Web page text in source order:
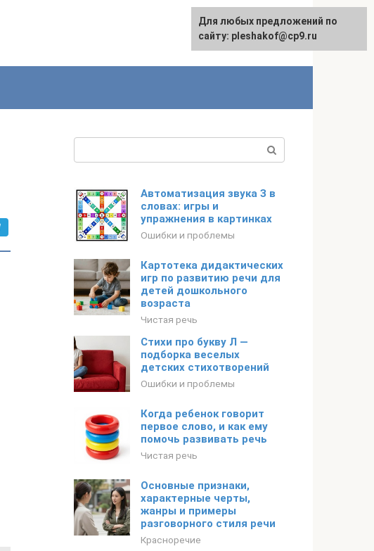
Автоматизация звука З в
словах: игры и
упражнения в картинках
Ошибки и проблемы
Картотека дидактических
игр по развитию речи для
детей дошкольного
возраста
Чистая речь
Стихи про букву Л —
подборка веселых
детских стихотворений
Ошибки и проблемы
Когда ребенок говорит
первое слово, и как ему
помочь развивать речь
Чистая речь
Основные признаки,
характерные черты,
жанры и примеры
разговорного стиля речи
Красноречие
Для любых предложений по
сайту: pleshakof@cp9.ru